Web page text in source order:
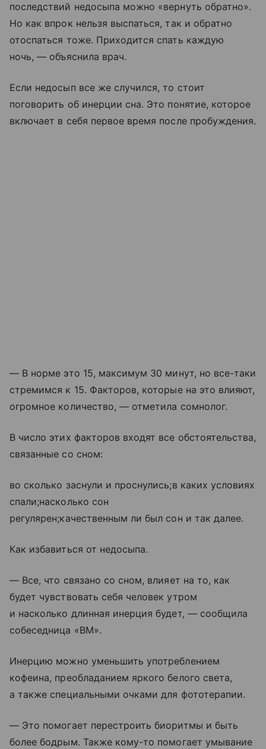
последствий недосыпа можно «вернуть обратно».
Но как впрок нельзя выспаться, так и обратно
отоспаться тоже. Приходится спать каждую
ночь, — объяснила врач.
Если недосып все же случился, то стоит
поговорить об инерции сна. Это понятие, которое
включает в себя первое время после пробуждения.
— В норме это 15, максимум 30 минут, но все-таки
стремимся к 15. Факторов, которые на это влияют,
огромное количество, — отметила сомнолог.
В число этих факторов входят все обстоятельства,
связанные со сном:
во сколько заснули и проснулись;в каких условиях
спали;насколько сон
регулярен;качественным ли был сон и так далее.
Как избавиться от недосыпа.
— Все, что связано со сном, влияет на то, как
будет чувствовать себя человек утром
и насколько длинная инерция будет, — сообщила
собеседница «ВМ».
Инерцию можно уменьшить употреблением
кофеина, преобладанием яркого белого света,
а также специальными очками для фототерапии.
— Это помогает перестроить биоритмы и быть
более бодрым. Также кому-то помогает умывание